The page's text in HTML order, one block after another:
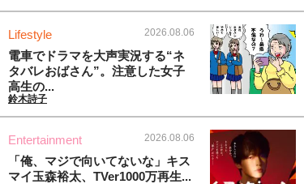
Lifestyle 2026.08.06
電車でドラマを大声実況する“ネ
タバレおばさん”。注意した女子
高生の...
鈴木詩子
Entertainment 2026.08.06
「俺、マジで向いてないな」キス
マイ玉森裕太、TVer1000万再生...